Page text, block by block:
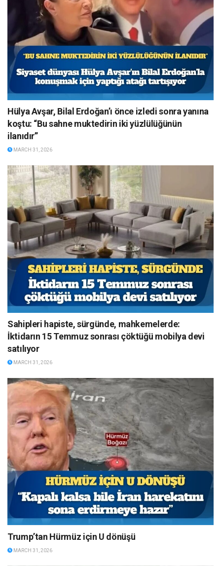
Hülya Avşar, Bilal Erdoğan’ı önce izledi sonra yanına
koştu: “Bu sahne muktedirin iki yüzlülüğünün
ilanıdır”
MARCH 31, 2026
Sahipleri hapiste, sürgünde, mahkemelerde:
İktidarın 15 Temmuz sonrası çöktüğü mobilya devi
satılıyor
MARCH 31, 2026
Trump’tan Hürmüz için U dönüşü
MARCH 31, 2026